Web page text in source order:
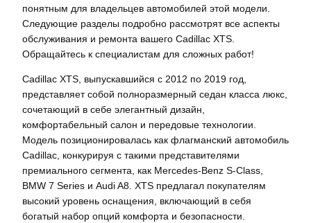
понятным для владельцев автомобилей этой модели.
Следующие разделы подробно рассмотрят все аспекты
обслуживания и ремонта вашего Cadillac XTS.
Обращайтесь к специалистам для сложных работ!
Cadillac XTS, выпускавшийся с 2012 по 2019 год,
представляет собой полноразмерный седан класса люкс,
сочетающий в себе элегантный дизайн,
комфортабельный салон и передовые технологии.
Модель позиционировалась как флагманский автомобиль
Cadillac, конкурируя с такими представителями
премиального сегмента, как Mercedes-Benz S-Class,
BMW 7 Series и Audi A8. XTS предлагал покупателям
высокий уровень оснащения, включающий в себя
богатый набор опций комфорта и безопасности.